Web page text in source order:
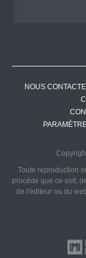
NOUS
Toute reproduction
procédé que ce soit,
de l'éditeur ou du